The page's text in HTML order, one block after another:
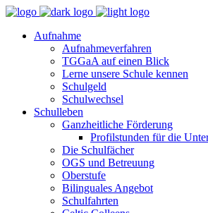
Aufnahme
Aufnahmeverfahren
TGGaA auf einen Blick
Lerne unsere Schule kennen
Schulgeld
Schulwechsel
Schulleben
Ganzheitliche Förderung
Profilstunden für die
Die Schulfächer
OGS und Betreuung
Oberstufe
Bilinguales Angebot
Schulfahrten